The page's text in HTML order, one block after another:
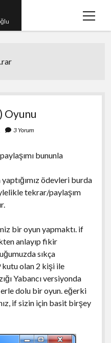
menüyü
Oyunu
3 Yorum
bununla
yaptığımız ödevleri burda
tekrar/paylaşım
bir oyun yapmaktı. if
anlayıp fikir
sıkça
kutu olan 2 kişi ile
Yabancı versiyonda
dolu bir oyun. eğerki
if sizin için basit birşey